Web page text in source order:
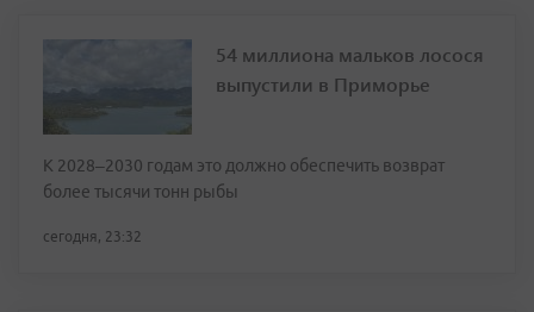
54 миллиона мальков лосося
выпустили в Приморье
К 2028–2030 годам это должно обеспечить возврат
более тысячи тонн рыбы
сегодня, 23:32